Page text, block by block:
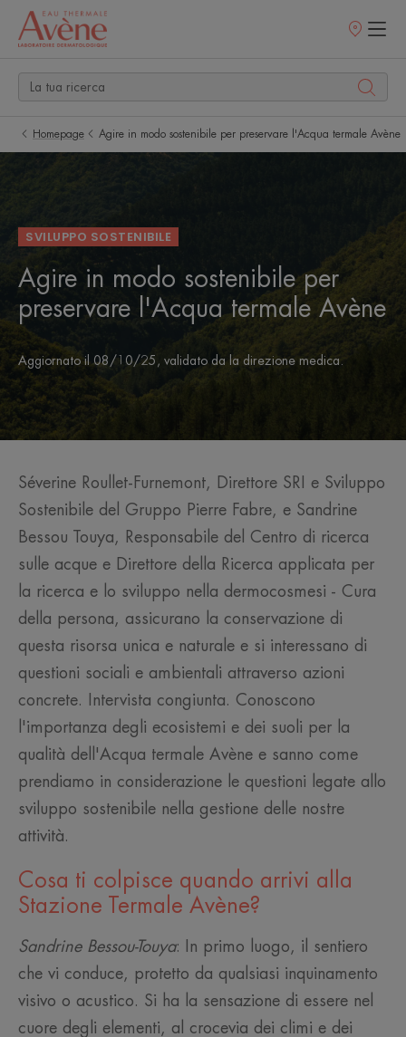
Punti
Homepage Agire in modo sostenibile per preservare l'Acqua termale Avène
SVILUPPO SOSTENIBILE
Agire in modo sostenibile per
preservare l'Acqua termale Avène
Aggiornato il 08/10/25 , validato da la direzione medica
Séverine Roullet-Furnemont, Direttore SRI e Sviluppo
Sostenibile del Gruppo Pierre Fabre, e Sandrine
Bessou Touya, Responsabile del Centro di ricerca
sulle acque e Direttore della Ricerca applicata per
la ricerca e lo sviluppo nella dermocosmesi - Cura
della persona, assicurano la conservazione di
questa risorsa unica e naturale e si interessano di
questioni sociali e ambientali attraverso azioni
concrete. Intervista congiunta. Conoscono
l'importanza degli ecosistemi e dei suoli per la
qualità dell'Acqua termale Avène e sanno come
prendiamo in considerazione le questioni legate allo
sviluppo sostenibile nella gestione delle nostre
attività.
Cosa ti colpisce quando arrivi alla
Stazione Termale Avène?
Sandrine Bessou-Touya: In primo luogo, il sentiero
che vi conduce, protetto da qualsiasi inquinamento
visivo o acustico. Si ha la sensazione di essere nel
cuore degli elementi, al crocevia dei climi e dei